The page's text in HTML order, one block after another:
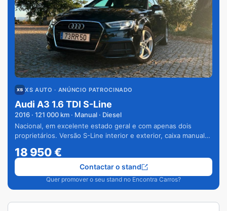
XS AUTO · ANÚNCIO PATROCINADO
Audi A3 1.6 TDI S-Line
2016 · 121 000 km · Manual · Diesel
Nacional, em excelente estado geral e com apenas dois
proprietários. Versão S-Line interior e exterior, caixa manual
18 950€
Quer promover o seu stand no Encontra Carros?
Contactar o stand